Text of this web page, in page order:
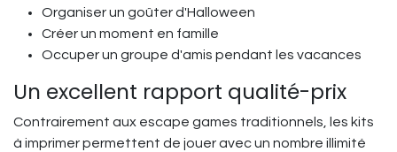
Organiser un goûter d'Halloween
Créer un moment en famille
Occuper un groupe d'amis pendant les vacances
Un excellent rapport qualité-prix
Contrairement aux escape games traditionnels, les kits
à imprimer permettent de jouer avec un nombre illimité